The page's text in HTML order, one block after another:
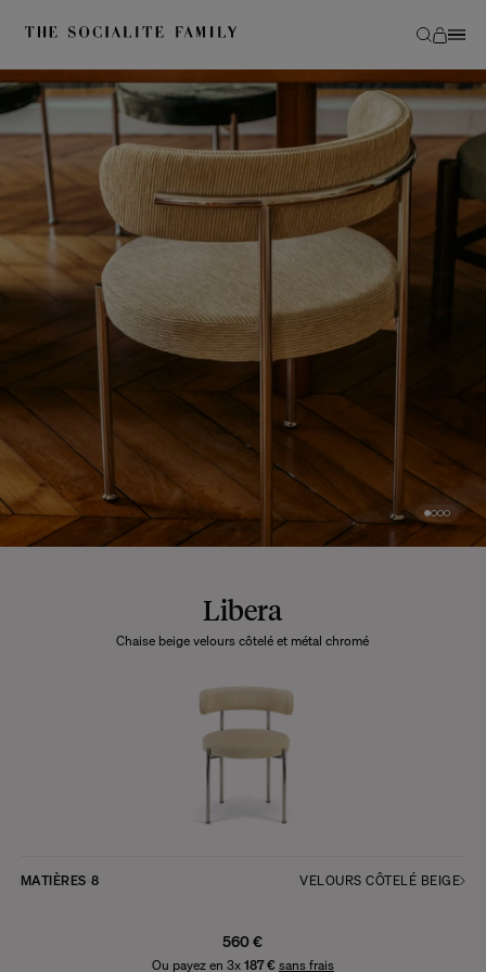
Libera
Chaise beige velours côtelé et métal chromé
MATIÈRES 8 VELOURS CÔTELÉ BEIGE
560 €
Ou payez en 3x 187 € sans frais